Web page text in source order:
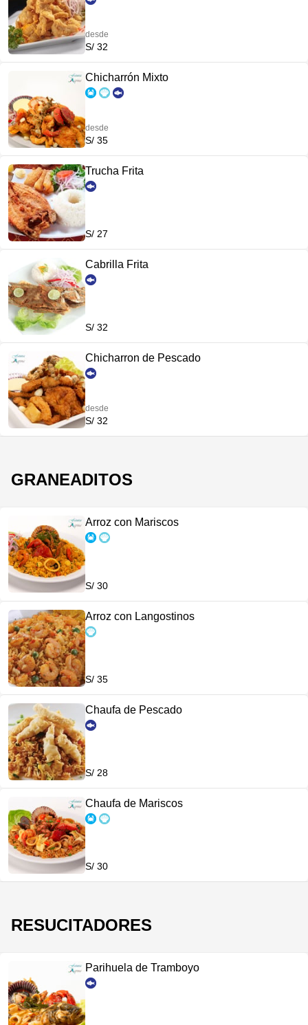
desde
S/ 32
Chicharrón Mixto
desde
S/ 35
Trucha Frita
S/ 27
Cabrilla Frita
S/ 32
Chicharron de Pescado
desde
S/ 32
GRANEADITOS
Arroz con Mariscos
S/ 30
Arroz con Langostinos
S/ 35
Chaufa de Pescado
S/ 28
Chaufa de Mariscos
S/ 30
RESUCITADORES
Parihuela de Tramboyo